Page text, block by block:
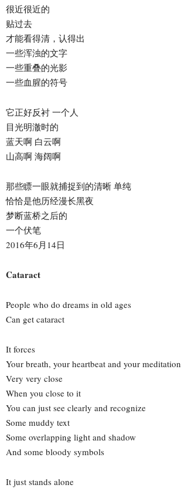
很近很近的
贴过去
才能看得清，认得出
一些浑浊的文字
一些重叠的光影
一些血腥的符号
它正好反衬 一个人
目光明澈时的
蓝天啊 白云啊
山高啊 海阔啊
那些瞟一眼就捕捉到的清晰 单纯
恰恰是他历经漫长黑夜
梦断蓝桥之后的
一个伏笔
2016年6月14日
Cataract
People who do dreams in old ages
Can get cataract
It forces
Your breath, your heartbeat and your meditation
Very very close
When you close to it
You can just see clearly and recognize
Some muddy text
Some overlapping light and shadow
And some bloody symbols
It just stands alone